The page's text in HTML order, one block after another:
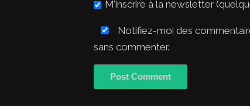
M'inscrire à la newsletter
Notifiez-moi des
sans commenter.